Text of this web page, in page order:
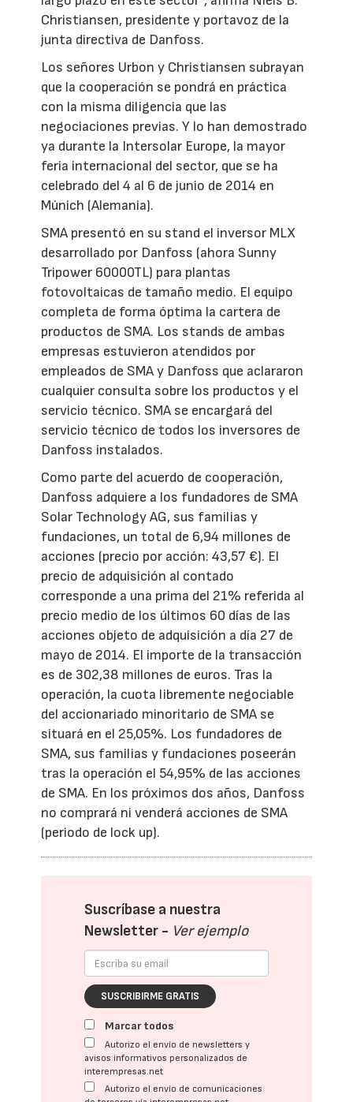
Christiansen, presidente y portavoz de la
junta directiva de Danfoss.
Los señores Urbon y Christiansen subrayan
que la cooperación se pondrá en práctica
con la misma diligencia que las
negociaciones previas. Y lo han demostrado
ya durante la Intersolar Europe, la mayor
feria internacional del sector, que se ha
celebrado del 4 al 6 de junio de 2014 en
Múnich (Alemania).
SMA presentó en su stand el inversor MLX
desarrollado por Danfoss (ahora Sunny
Tripower 60000TL) para plantas
fotovoltaicas de tamaño medio. El equipo
completa de forma óptima la cartera de
productos de SMA. Los stands de ambas
empresas estuvieron atendidos por
empleados de SMA y Danfoss que aclararon
cualquier consulta sobre los productos y el
servicio técnico. SMA se encargará del
servicio técnico de todos los inversores de
Danfoss instalados.
Como parte del acuerdo de cooperación,
Danfoss adquiere a los fundadores de SMA
Solar Technology AG, sus familias y
fundaciones, un total de 6,94 millones de
acciones (precio por acción: 43,57 €). El
precio de adquisición al contado
corresponde a una prima del 21% referida al
precio medio de los últimos 60 días de las
acciones objeto de adquisición a día 27 de
mayo de 2014. El importe de la transacción
es de 302,38 millones de euros. Tras la
operación, la cuota libremente negociable
del accionariado minoritario de SMA se
situará en el 25,05%. Los fundadores de
SMA, sus familias y fundaciones poseerán
tras la operación el 54,95% de las acciones
de SMA. En los próximos dos años, Danfoss
no comprará ni venderá acciones de SMA
(periodo de lock up).
Suscríbase a nuestra
Newsletter - Ver ejemplo
SUSCRIBIRME GRATIS
Marcar todos
Autorizo el envío de newsletters y
avisos informativos personalizados de
interempresas.net
Autorizo el envío de comunicaciones